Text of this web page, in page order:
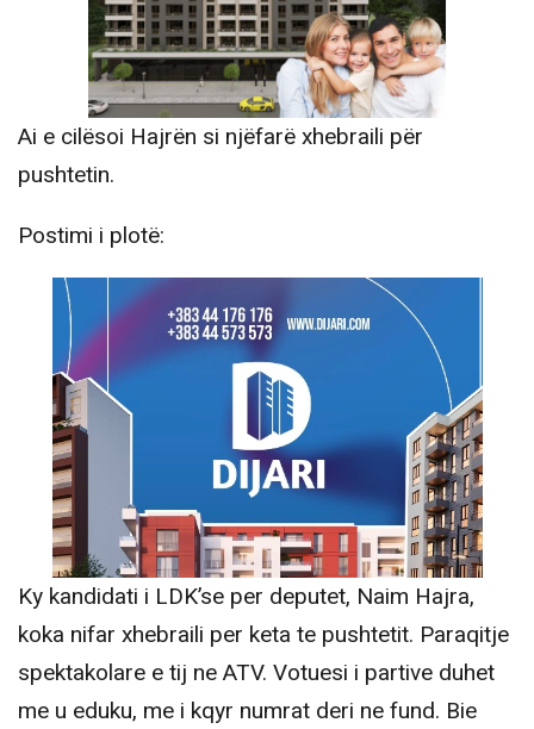
Ai e cilësoi Hajrën si njëfarë xhebraili për
pushtetin.
Postimi i plotë:
Ky kandidati i LDK’se per deputet, Naim Hajra,
koka nifar xhebraili per keta te pushtetit. Paraqitje
spektakolare e tij ne ATV. Votuesi i partive duhet
me u eduku, me i kqyr numrat deri ne fund. Bie